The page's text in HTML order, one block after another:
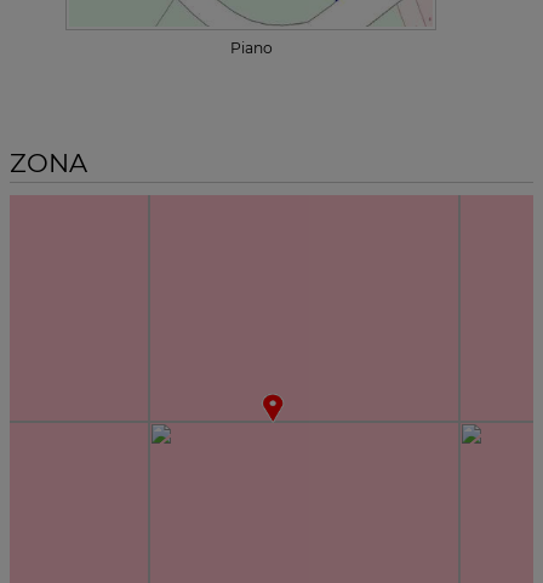
Piano
ZONA